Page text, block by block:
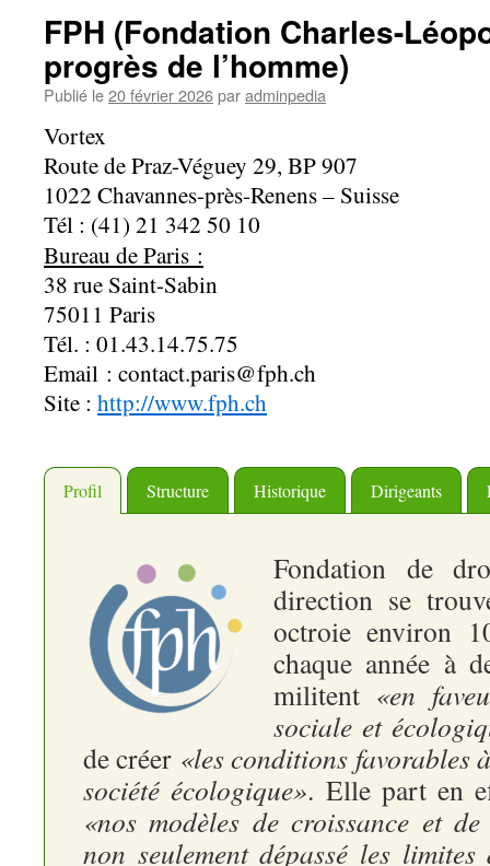
FPH (Fondation Charles-
progrès de l’homme)
Publié le20 février 2026paradminpedia
Vortex
Route de Praz-Véguey 29, BP 907
1022 Chavannes-près-Renens – Suisse
Tél : (41) 21 342 50 10
Bureau de Paris :
38 rue Saint-Sabin
75011 Paris
Tél. : 01.43.14.75.75
Email : contact.paris@fph.ch
Site : http://www.fph.ch
Profil Structure Historique Dirigeants
Fondation de
direction se
octroie environ
chaque année à
militent «en
sociale et
de créer «les conditions favorables
société écologique». Elle part en
«nos modèles de croissance et
non seulement dépassé les